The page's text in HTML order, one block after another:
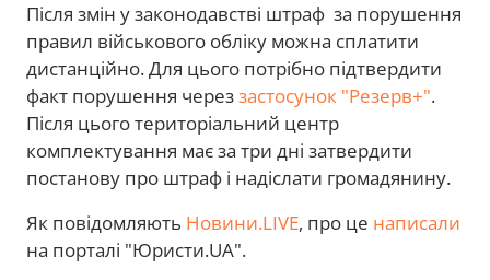
Після змін у законодавстві штраф за порушення
правил військового обліку можна сплатити
дистанційно. Для цього потрібно підтвердити
факт порушення череззастосунок "Резерв+".
Після цього територіальний центр
комплектування має за три дні затвердити
постанову про штраф і надіслати громадянину.
Як повідомляють Новини.LIVE, про це написали
на порталі "Юристи.UA".